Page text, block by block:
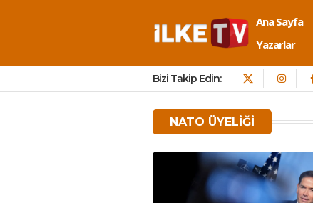
Ana Sayfa
Yazarlar
Bizi Takip Edin:
NATO ÜYELIĞI